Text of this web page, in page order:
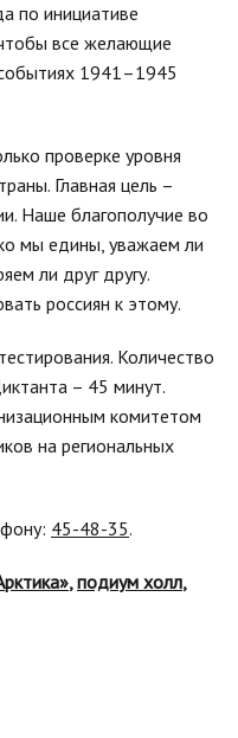
по инициативе
все желающие
1941–1945
проверке уровня
Главная цель –
Наше благополучие во
мы едины, уважаем ли
ли друг другу.
россиян к этому.
Количество
– 45 минут.
комитетом
на региональных
45-48-35.
,подиум холл,